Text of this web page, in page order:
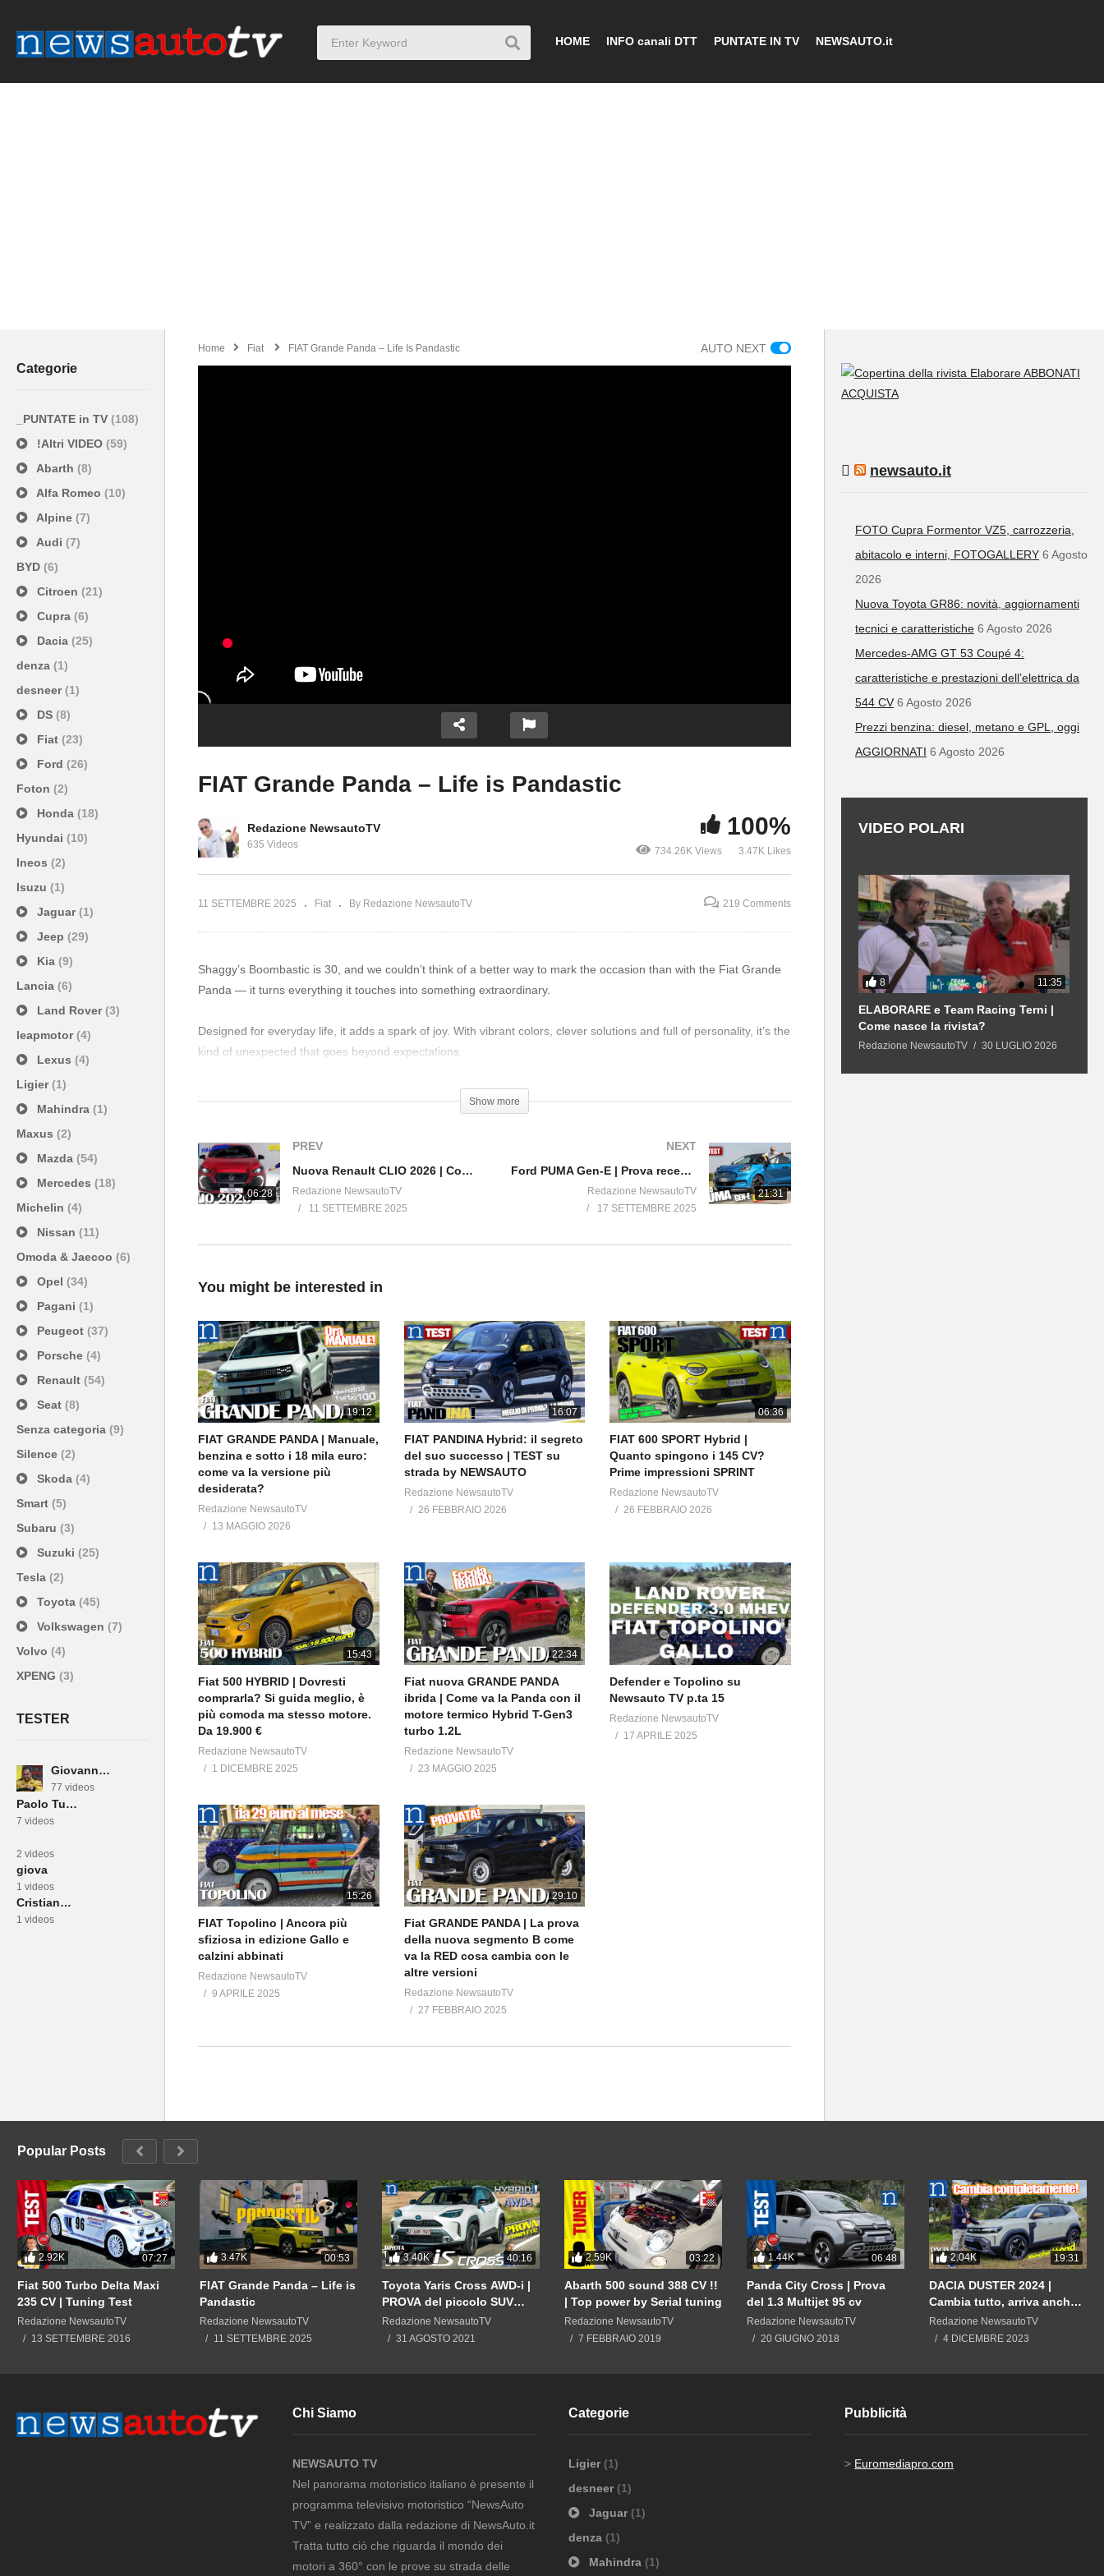
HOME INFO canali DTT PUNTATE IN TV NEWSAUTO.it
Categorie
_PUNTATE in TV (108)
!Altri VIDEO (59)
Abarth (8)
Alfa Romeo (10)
Alpine (7)
Audi (7)
BYD (6)
Citroen (21)
Cupra (6)
Dacia (25)
denza (1)
desneer(1)
DS (8)
Fiat (23)
Ford (26)
Foton (2)
Honda (18)
Hyundai (10)
Ineos (2)
Isuzu (1)
Jaguar(1)
Jeep (29)
Kia (9)
Lancia (6)
Land Rover(3)
leapmotor(4)
Lexus (4)
Ligier(1)
Mahindra (1)
Maxus (2)
Mazda (54)
Mercedes (18)
Michelin (4)
Nissan (11)
Omoda & Jaecoo (6)
Opel (34)
Pagani (1)
Peugeot (37)
Porsche (4)
Renault (54)
Seat (8)
Senza categoria (9)
Silence (2)
Skoda (4)
Smart (5)
Subaru (3)
Suzuki (25)
Tesla (2)
Toyota (45)
Volkswagen (7)
Volvo (4)
XPENG (3)
TESTER
Giovanni Mancini
77 videos
Paolo Turco
7 videos
2 videos
giova
1 videos
Cristiano Fortini
1 videos
Home Fiat FIAT Grande Panda – Life Is Pandastic AUTO NEXT
FIAT Grande Panda – Life is Pandastic
Redazione NewsautoTV
635 Videos
100%
734.26K Views 3.47K Likes
11 SETTEMBRE 2025 Fiat By Redazione NewsautoTV 219 Comments
Shaggy’s Boombastic is 30, and we couldn’t think of a better way to mark the occasion than with the Fiat Grande
Panda — it turns everything it touches into something extraordinary.
Designed for everyday life, it adds a spark of joy. With vibrant colors, clever solutions and full of personality, it’s the
kind of unexpected that goes beyond expectations.
Available in both hybrid and electric versions, the Grande Panda features an automatic Dual Clutch, PIXEL LED
headlamps, a 4.5 m spiral charging cable, and a 10.25″ infotainment system with Apple CarPlay / Android Auto
Life is PANDASTIC: get ready to groove!
*The actual electric energy consumption and autonomy values may be strongly different and may vary depending
external climatic conditions, etc.
*Electric energy consumption Grande Panda (kWh/100km): 16,8; CO2 emission (g/km): 0. Electric Autonomy: 320
Km. Fuel consumption (combined cycle) for the Grande Panda Hybrid 1.2 110 HP”(l/100km): 5.1 – 5; CO₂
emissions (g/km): 117 – 115. Approved values based on the WLTP Combined Cicle (EU Regulation 2018/1832).
The values indicated are for comparative purposes.
*Shaped as bamboo and wrapped with BAMBOX Bamboo Fiber Tex®
Show more
06:28
PREV
Nuova Renault CLIO 2026 | Con la sesta generazione cambia tutto!!
Redazione NewsautoTV
11 SETTEMBRE 2025
21:31
NEXT
Ford PUMA Gen-E | Prova recensione, impressioni di guida, cosa cambia?
Redazione NewsautoTV
17 SETTEMBRE 2025
You might be interested in
19:12
FIAT GRANDE PANDA | Manuale,
benzina e sotto i 18 mila euro:
come va la versione più
desiderata?
Redazione NewsautoTV
13 MAGGIO 2026
16:07
FIAT PANDINA Hybrid: il segreto
del suo successo | TEST su
strada by NEWSAUTO
Redazione NewsautoTV
26 FEBBRAIO 2026
06:36
FIAT 600 SPORT Hybrid |
Quanto spingono i 145 CV?
Prime impressioni SPRINT
Redazione NewsautoTV
26 FEBBRAIO 2026
15:43
Fiat 500 HYBRID | Dovresti
comprarla? Si guida meglio, è
più comoda ma stesso motore.
Da 19.900 €
Redazione NewsautoTV
1 DICEMBRE 2025
22:34
Fiat nuova GRANDE PANDA
ibrida | Come va la Panda con il
motore termico Hybrid T-Gen3
turbo 1.2L
Redazione NewsautoTV
23 MAGGIO 2025
Defender e Topolino su
Newsauto TV p.ta 15
Redazione NewsautoTV
17 APRILE 2025
15:26
FIAT Topolino | Ancora più
sfiziosa in edizione Gallo e
calzini abbinati
Redazione NewsautoTV
9 APRILE 2025
29:10
Fiat GRANDE PANDA | La prova
della nuova segmento B come
va la RED cosa cambia con le
altre versioni
Redazione NewsautoTV
27 FEBBRAIO 2025
ABBONATI
ACQUISTA
newsauto.it
FOTO Cupra Formentor VZ5, carrozzeria,
abitacolo e interni, FOTOGALLERY 6 Agosto
2026
Nuova Toyota GR86: novità, aggiornamenti
tecnici e caratteristiche 6 Agosto 2026
Mercedes-AMG GT 53 Coupé 4:
caratteristiche e prestazioni dell’elettrica da
544 CV 6 Agosto 2026
Prezzi benzina: diesel, metano e GPL, oggi
AGGIORNATI 6 Agosto 2026
VIDEO POLARI
automatica a meno di 21 mila €, sarà
8 11:35
ELABORARE e Team Racing Terni |
Come nasce la rivista?
Redazione NewsautoTV 30 LUGLIO 2026
Popular Posts
2.92K 07:27
Fiat 500 Turbo Delta Maxi
235 CV | Tuning Test
Redazione NewsautoTV
13 SETTEMBRE 2016
3.47K 00:53
FIAT Grande Panda – Life is
Pandastic
Redazione NewsautoTV
11 SETTEMBRE 2025
3.40K 40:16
Toyota Yaris Cross AWD-i |
PROVA del piccolo SUV
ibrido a trazione integrale
INTELLIGENTE anche 2WD
Redazione NewsautoTV
31 AGOSTO 2021
2.59K 03:22
Abarth 500 sound 388 CV !!
| Top power by Serial tuning
Redazione NewsautoTV
7 FEBBRAIO 2019
1.44K 06:48
Panda City Cross | Prova
del 1.3 Multijet 95 cv
Redazione NewsautoTV
20 GIUGNO 2018
2.04K 19:31
DACIA DUSTER 2024 |
Cambia tutto, arriva anche
ibrida. E il prezzo?
Redazione NewsautoTV
4 DICEMBRE 2023
Chi Siamo
NEWSAUTO TV
Nel panorama motoristico italiano è presente il
programma televisivo motoristico “NewsAuto
TV” e realizzato dalla redazione di NewsAuto.it
Tratta tutto ciò che riguarda il mondo dei
motori a 360° con le prove su strada delle
Categorie
Ligier (1)
desneer (1)
Jaguar (1)
denza (1)
Mahindra (1)
Pubblicità
> Euromediapro.com